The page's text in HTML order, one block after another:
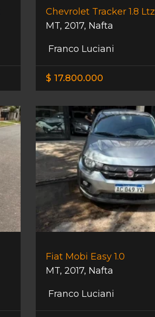
Chevrolet Tracker 1.8 Ltz
MT, 2017, Nafta
Franco Luciani
$ 17.800.000
Fiat Mobi Easy 1.0
MT, 2017, Nafta
Franco Luciani